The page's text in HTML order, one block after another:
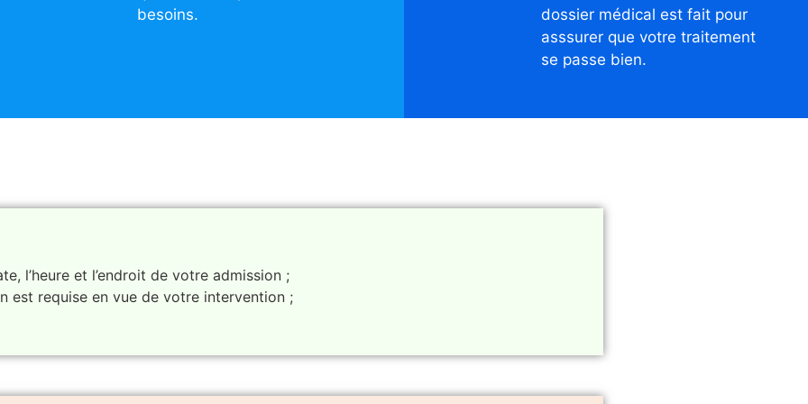
besoins.
dossier médical est fait pour
asssurer que votre traitement
se passe bien.
l’heure et l’endroit de votre admission ;
est requise en vue de votre intervention ;